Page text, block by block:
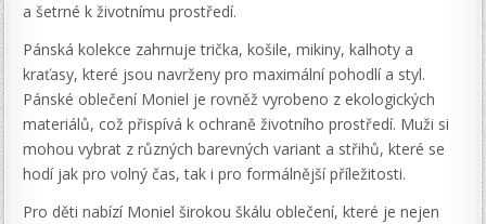
a šetrné k životnímu prostředí.
Pánská kolekce zahrnuje trička, košile, mikiny, kalhoty a
kraťasy, které jsou navrženy pro maximální pohodlí a styl.
Pánské oblečení Moniel je rovněž vyrobeno z ekologických
materiálů, což přispívá k ochraně životního prostředí. Muži si
mohou vybrat z různých barevných variant a střihů, které se
hodí jak pro volný čas, tak i pro formálnější příležitosti.
Pro děti nabízí Moniel širokou škálu oblečení, které je nejen